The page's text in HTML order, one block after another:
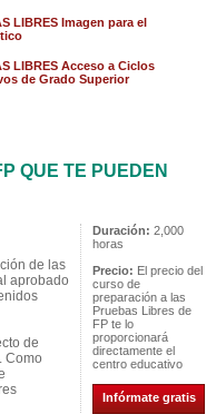
LIBRES Imagen para el
LIBRES Acceso a Ciclos
de Grado Superior
QUE TE PUEDEN
de las
aprobado
de
Como
Duración: 2,000
horas
Precio: El precio del
curso de
preparación a las
Pruebas Libres de
FP te lo
proporcionará
directamente el
centro educativo
Infórmate gratis